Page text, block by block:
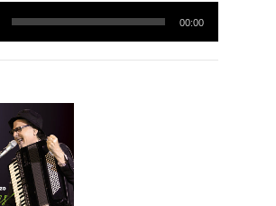
00:00